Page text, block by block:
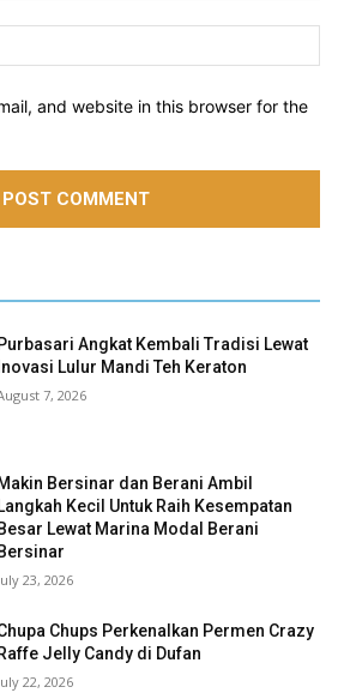
and website in this browser for the
Purbasari Angkat Kembali Tradisi Lewat
Inovasi Lulur Mandi Teh Keraton
7, 2026
Makin Bersinar dan Berani Ambil
Langkah Kecil Untuk Raih Kesempatan
Besar Lewat Marina Modal Berani
Bersinar
23, 2026
Chups Perkenalkan Permen Crazy
Raffe Jelly Candy di Dufan
22, 2026